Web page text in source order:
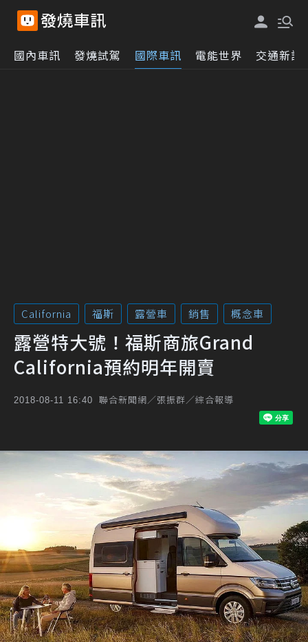
國內車訊 發燒試駕 國際車訊 電能世界 交通新訊
California 福斯 露營車 銷售 概念車
露營特大號！福斯商旅Grand
California預約明年開賣
2018-08-11 16:40 聯合新聞網／張振群／綜合報導